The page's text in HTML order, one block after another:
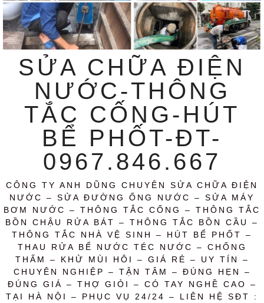
SỬA CHỮA ĐIỆN
NƯỚC-THÔNG
TẮC CỐNG-HÚT
BỂ PHỐT-ĐT-
0967.846.667
CÔNG TY ANH DŨNG CHUYÊN SỬA CHỮA ĐIỆN
NƯỚC – SỬA ĐƯỜNG ỐNG NƯỚC – SỬA MÁY
BƠM NƯỚC – THÔNG TẮC CỐNG – THÔNG TẮC
BỒN CHẬU RỬA BÁT – THÔNG TẮC BỒN CẦU –
THÔNG TẮC NHÀ VỆ SINH – HÚT BỂ PHỐT –
THAU RỬA BỂ NƯỚC TÉC NƯỚC – CHỐNG
THẤM – KHỬ MÙI HÔI – GIÁ RẺ – UY TÍN –
CHUYÊN NGHIỆP – TẬN TÂM – ĐÚNG HẸN –
ĐÚNG GIÁ – THỢ GIỎI – CÓ TAY NGHỀ CAO –
TẠI HÀ NỘI – PHỤC VỤ 24/24 – LIÊN HỆ SĐT :